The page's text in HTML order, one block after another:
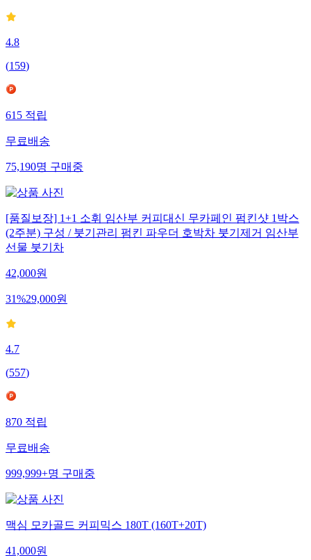
4.8
(159)
615적립
무료배송
75,190명구매중
[품질보장] 1+1 소휘 임산부 커피대신 무카페인 펌킨샷 1박스
(2주분) 구성 / 붓기관리 펌킨 파우더 호박차 붓기제거 임산부
선물 붓기차
42,000원
31%29,000원
4.7
(557)
870적립
무료배송
999,999+명구매중
맥심 모카골드 커피믹스 180T (160T+20T)
41,000원